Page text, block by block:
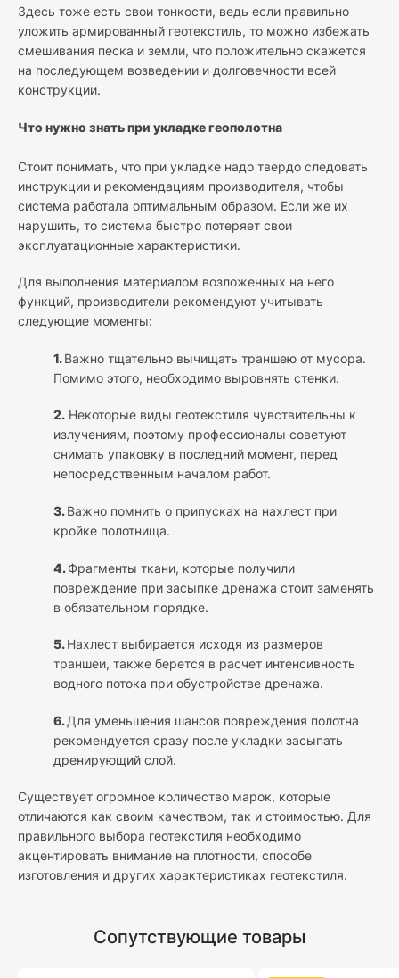
Здесь тоже есть свои тонкости, ведь если правильно
уложить армированный геотекстиль, то можно избежать
смешивания песка и земли, что положительно скажется
на последующем возведении и долговечности всей
конструкции.
Что нужно знать при укладке геополотна
Стоит понимать, что при укладке надо твердо следовать
инструкции и рекомендациям производителя, чтобы
система работала оптимальным образом. Если же их
нарушить, то система быстро потеряет свои
эксплуатационные характеристики.
Для выполнения материалом возложенных на него
функций, производители рекомендуют учитывать
следующие моменты:
1.Важно тщательно вычищать траншею от мусора.
Помимо этого, необходимо выровнять стенки.
2. Некоторые виды геотекстиля чувствительны к
излучениям, поэтому профессионалы советуют
снимать упаковку в последний момент, перед
непосредственным началом работ.
3.Важно помнить о припусках на нахлест при
кройке полотнища.
4.Фрагменты ткани, которые получили
повреждение при засыпке дренажа стоит заменять
в обязательном порядке.
5.Нахлест выбирается исходя из размеров
траншеи, также берется в расчет интенсивность
водного потока при обустройстве дренажа.
6.Для уменьшения шансов повреждения полотна
рекомендуется сразу после укладки засыпать
дренирующий слой.
Существует огромное количество марок, которые
отличаются как своим качеством, так и стоимостью. Для
правильного выбора геотекстиля необходимо
акцентировать внимание на плотности, способе
изготовления и других характеристиках геотекстиля.
Сопутствующие товары